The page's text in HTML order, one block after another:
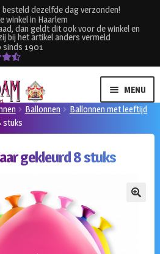
dezelfde dag verzonden!
winkel in Haarlem
dan geldt dit ook voor de winkel en
bij het artikel anders vermeld
sinds 1901
MENU
Ballonnen
Ballonnen met leeftijd
stuks
gekleurd 8 stuks